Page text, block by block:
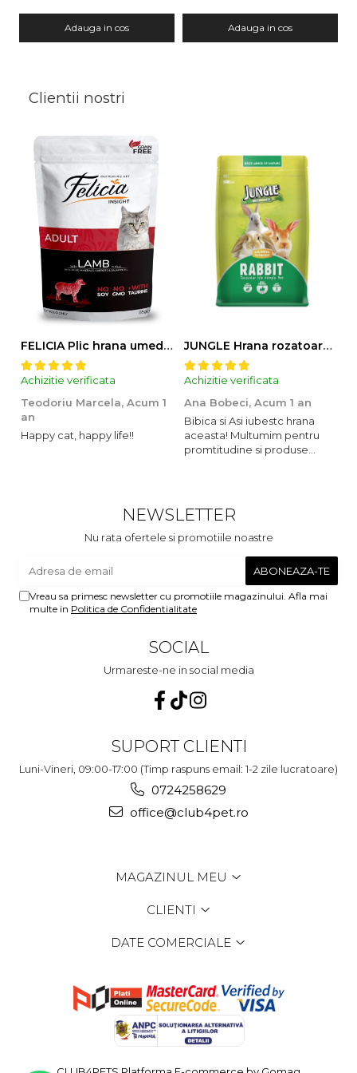
Adauga in cos Adauga in cos
Clientii nostri
FELICIA Plic hrana umeda pentru pisici adulte, cu Miel, Set 12x85g
Achizitie verificata
Teodoriu Marcela, Acum 1
an
Happy cat, happy life!!
JUNGLE Hrana rozatoare IEPURI 500g
Achizitie verificata
Ana Bobeci, Acum 1 an
Bibica si Asi iubestc hrana
aceasta! Multumim pentru
promtitudine si produse
NEWSLETTER
Nu rata ofertele si promotiile noastre
Vreau sa primesc newsletter cu promotiile magazinului. Afla mai
multe in Politica de Confidentialitate
SOCIAL
Urmareste-ne in social media
SUPORT CLIENTI
Luni-Vineri, 09:00-17:00 (Timp raspuns email: 1-2 zile lucratoare)
0724258629
office@club4pet.ro
MAGAZINUL MEU
CLIENTI
DATE COMERCIALE